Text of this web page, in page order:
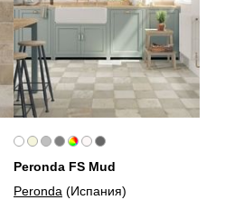
Peronda FS Mud
Peronda (Испания)